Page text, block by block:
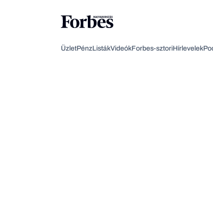
ÜzletPénzListákVideókForbes-sztoriHírlevelek